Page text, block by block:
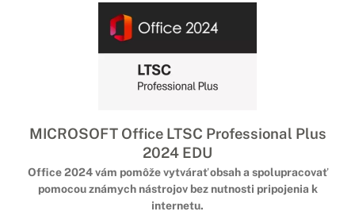
MICROSOFT Office LTSC Professional Plus
2024 EDU
Office 2024 vám pomôže vytvárať obsah a spolupracovať
pomocou známych nástrojov bez nutnosti pripojenia k
internetu.